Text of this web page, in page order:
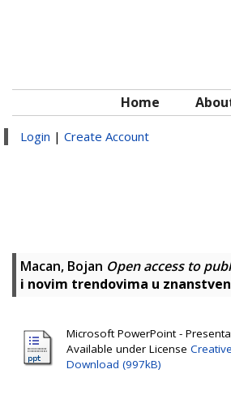
Home
Login | Create Account
Macan, Bojan Open access to
i novim trendovima u
Microsoft PowerPoint -
Available under License
Download (997kB)